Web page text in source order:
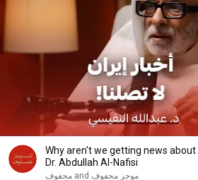
Why aren't we getting news about
Dr. Abdullah Al-Nafisi
موجز محفوف and محفوف